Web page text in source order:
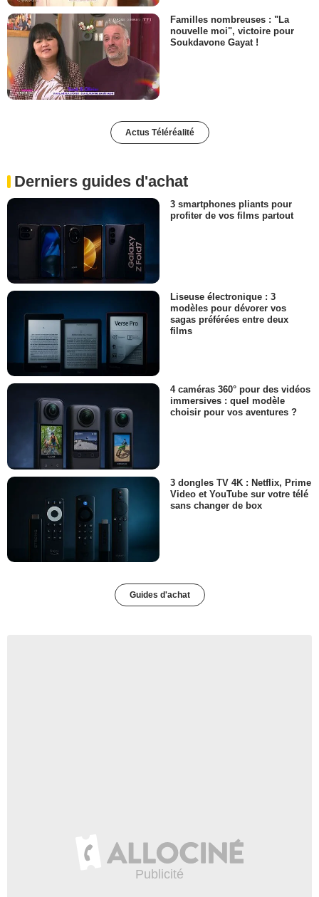
Familles nombreuses : "La
nouvelle moi", victoire pour
Soukdavone Gayat !
Actus Téléréalité
Derniers guides d'achat
3 smartphones pliants pour
profiter de vos films partout
Liseuse électronique : 3
modèles pour dévorer vos
sagas préférées entre deux
films
4 caméras 360° pour des vidéos
immersives : quel modèle
choisir pour vos aventures ?
3 dongles TV 4K : Netflix, Prime
Video et YouTube sur votre télé
sans changer de box
Guides d'achat